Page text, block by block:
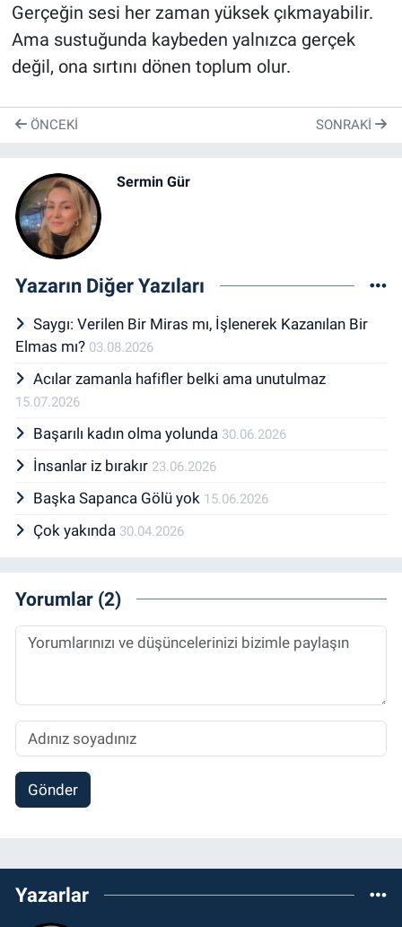
Gerçeğin sesi her zaman yüksek çıkmayabilir.
Ama sustuğunda kaybeden yalnızca gerçek
değil, ona sırtını dönen toplum olur.
ÖNCEKI SONRAKI
Sermin Gür
Yazarın Diğer Yazıları
Saygı: Verilen Bir Miras mı, İşlenerek Kazanılan Bir
Elmas mı? 03.08.2026
Acılar zamanla hafifler belki ama unutulmaz
15.07.2026
Başarılı kadın olma yolunda 30.06.2026
İnsanlar iz bırakır 23.06.2026
Başka Sapanca Gölü yok 15.06.2026
Çok yakında 30.04.2026
Yorumlar (2)
Gönder
Yazarlar